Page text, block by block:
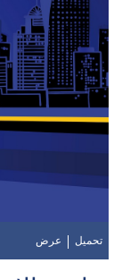
تحميل عرض